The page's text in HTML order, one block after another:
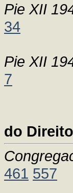
Pie XII
34
Pie XII
7
do Direito
461 557